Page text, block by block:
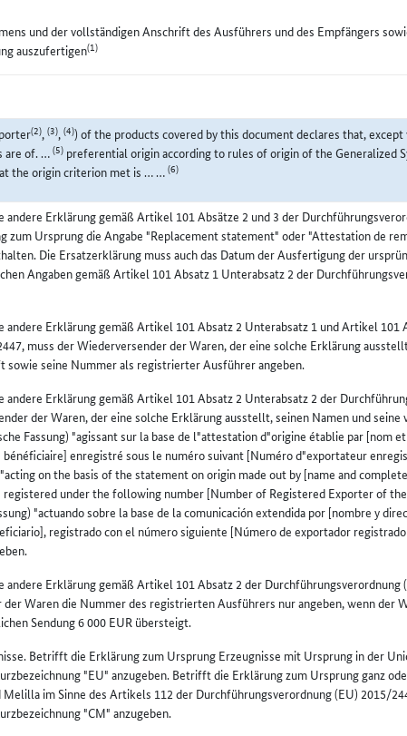
und der vollständigen Anschrift des Ausführers und des Empfängers
auszufertigen(1)
(2),(3),(4)) of the products covered by this document declares that, except
are of. …(5) preferential origin according to rules of origin of the Generalized
the origin criterion met is … …(6)
Erklärung gemäß Artikel 101 Absätze 2 und 3 der
zum Ursprung die Angabe "Replacement statement" oder "Attestation de
Die Ersatzerklärung muss auch das Datum der Ausfertigung der
Angaben gemäß Artikel 101 Absatz 1 Unterabsatz 2 der
Erklärung gemäß Artikel 101 Absatz 2 Unterabsatz 1 und Artikel 101
muss der Wiederversender der Waren, der eine solche Erklärung
sowie seine Nummer als registrierter Ausführer angeben.
Erklärung gemäß Artikel 101 Absatz 2 Unterabsatz 2 der
der Waren, der eine solche Erklärung ausstellt, seinen Namen und seine
Fassung) "agissant sur la base de l"attestation d"origine établie par [nom
enregistré sous le numéro suivant [Numéro d"exportateur
on the basis of the statement on origin made out by [name and
under the following number [Number of Registered Exporter of
"actuando sobre la base de la comunicación extendida por [nombre y
registrado con el número siguiente [Número de exportador
Erklärung gemäß Artikel 101 Absatz 2 der Durchführungsverordnung
Waren die Nummer des registrierten Ausführers nur angeben, wenn der
Sendung 6 000 EUR übersteigt.
Betrifft die Erklärung zum Ursprung Erzeugnisse mit Ursprung in der
"EU" anzugeben. Betrifft die Erklärung zum Ursprung ganz
im Sinne des Artikels 112 der Durchführungsverordnung (EU) 2015/
"CM" anzugeben.